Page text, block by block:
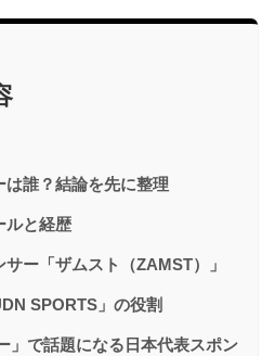
誰？結論を先に整理
ルと経歴
ー「ザムスト（ZAMST）」
SPORTS」の役割
」で話題になる日本代表スポン